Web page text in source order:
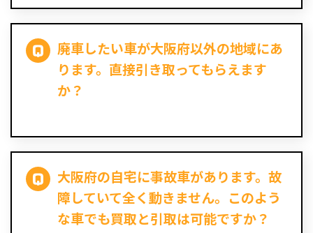
廃車したい車が大阪府以外の地域にあ
ります。直接引き取ってもらえます
か？
大阪府の自宅に事故車があります。故
障していて全く動きません。このよう
な車でも買取と引取は可能ですか？